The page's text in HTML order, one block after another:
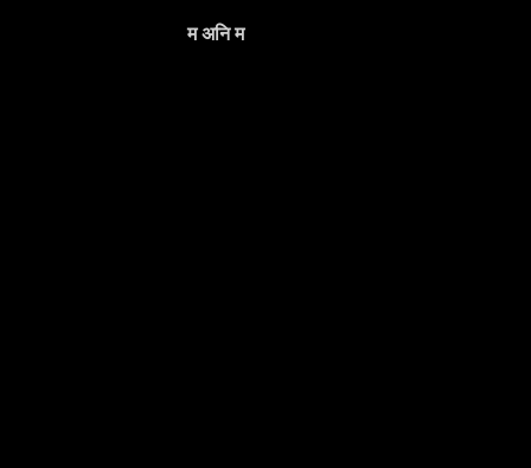
म अनि म